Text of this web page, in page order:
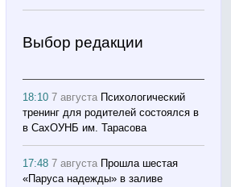
Выбор редакции
18:107 августа Психологический
тренинг для родителей состоялся в
в СахОУНБ им. Тарасова
17:487 августа Прошла шестая
«Паруса надежды» в заливе